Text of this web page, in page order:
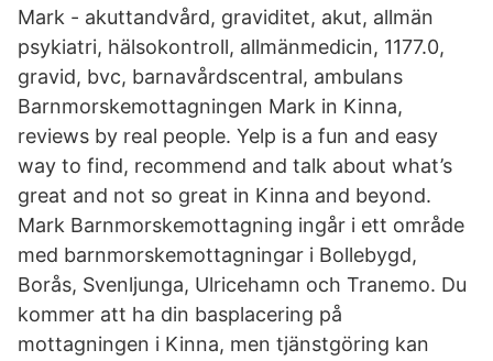
Mark - akuttandvård, graviditet, akut, allmän
psykiatri, hälsokontroll, allmänmedicin, 1177.0,
gravid, bvc, barnavårdscentral, ambulans
Barnmorskemottagningen Mark in Kinna,
reviews by real people. Yelp is a fun and easy
way to find, recommend and talk about what’s
great and not so great in Kinna and beyond.
Mark Barnmorskemottagning ingår i ett område
med barnmorskemottagningar i Bollebygd,
Borås, Svenljunga, Ulricehamn och Tranemo. Du
kommer att ha din basplacering på
mottagningen i Kinna, men tjänstgöring kan